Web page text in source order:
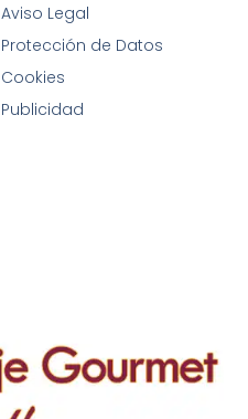
Aviso Legal
Protección de Datos
Cookies
Publicidad